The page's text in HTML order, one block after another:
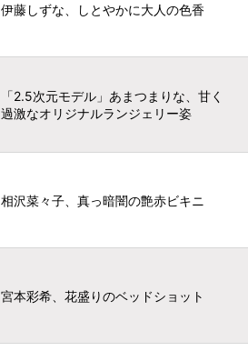
伊藤しずな、しとやかに大人の色香
「2.5次元モデル」あまつまりな、甘く
過激なオリジナルランジェリー姿
相沢菜々子、真っ暗闇の艶赤ビキニ
宮本彩希、花盛りのベッドショット